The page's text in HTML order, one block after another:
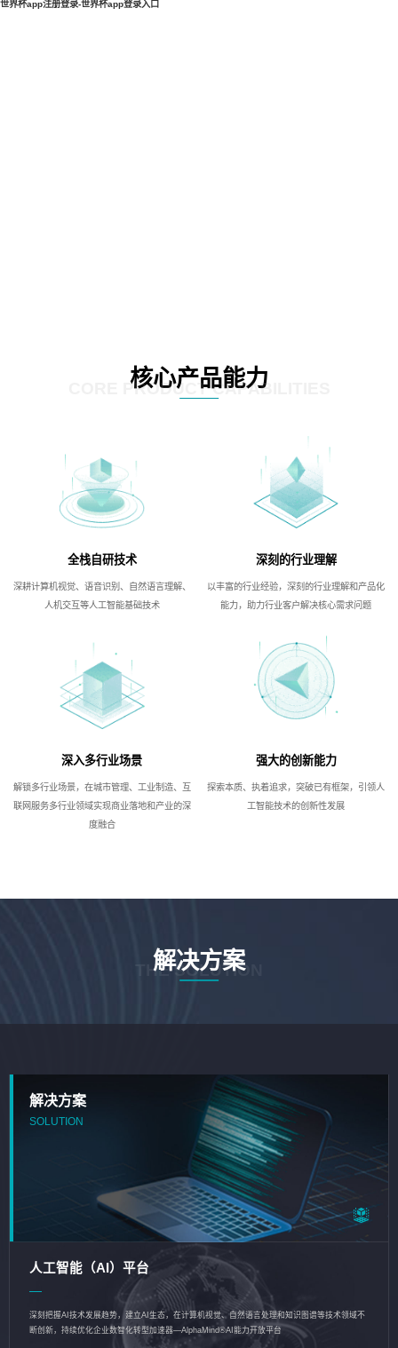
世界杯app注册登录-世界杯app登录入口
核心产品能力
CORE PRODUCT CAPABILITIES
全栈自研技术
深耕计算机视觉、语音识别、自然语言理解、
人机交互等人工智能基础技术
深刻的行业理解
以丰富的行业经验，深刻的行业理解和产品化
能力，助力行业客户解决核心需求问题
深入多行业场景
解锁多行业场景，在城市管理、工业制造、互
联网服务多行业领域实现商业落地和产业的深
度融合
强大的创新能力
探索本质、执着追求，突破已有框架，引领人
工智能技术的创新性发展
解决方案
THE SOLUTION
解决方案
SOLUTION
人工智能（AI）平台
深刻把握AI技术发展趋势，建立AI生态，在计算机视觉、自然语言处理和知识图谱等技术领域不
断创新，持续优化企业数智化转型加速器—AlphaMind®AI能力开放平台